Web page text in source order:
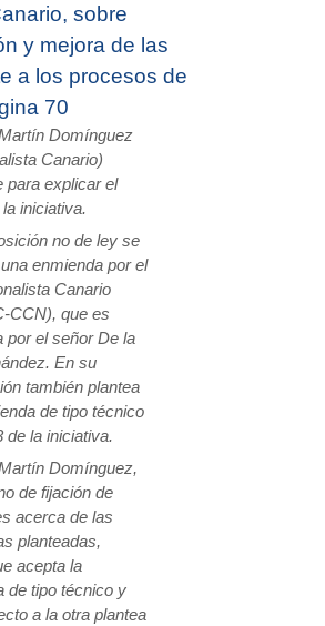
sobre
y mejora de las
a los procesos de
70
Domínguez
Canario)
para explicar el
iniciativa.
no de ley se
enmienda por el
Canario
CCN), que es
por el señor De la
En su
también plantea
de tipo técnico
de la iniciativa.
Domínguez,
de fijación de
acerca de las
planteadas,
acepta la
de tipo técnico y
a la otra plantea